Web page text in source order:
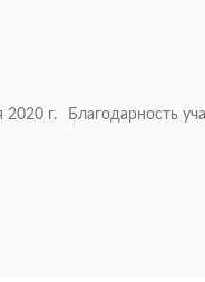
2020 г. Благодарность